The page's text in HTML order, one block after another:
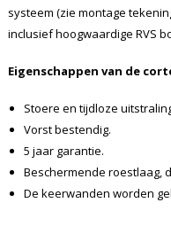
systeem (zie montage
inclusief hoogwaardige RVS
Eigenschappen van de
Stoere en tijdloze
Vorst bestendig.
5 jaar garantie.
Beschermende roestlaag,
De keerwanden worden